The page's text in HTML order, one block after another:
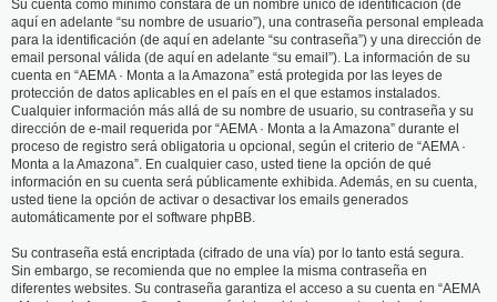
Su cuenta como mínimo constará de un nombre único de identificación (de
aquí en adelante “su nombre de usuario”), una contraseña personal empleada
para la identificación (de aquí en adelante “su contraseña”) y una dirección de
email personal válida (de aquí en adelante “su email”). La información de su
cuenta en “AEMA · Monta a la Amazona” está protegida por las leyes de
protección de datos aplicables en el país en el que estamos instalados.
Cualquier información más allá de su nombre de usuario, su contraseña y su
dirección de e-mail requerida por “AEMA · Monta a la Amazona” durante el
proceso de registro será obligatoria u opcional, según el criterio de “AEMA ·
Monta a la Amazona”. En cualquier caso, usted tiene la opción de qué
información en su cuenta será públicamente exhibida. Además, en su cuenta,
usted tiene la opción de activar o desactivar los emails generados
automáticamente por el software phpBB.
Su contraseña está encriptada (cifrado de una vía) por lo tanto está segura.
Sin embargo, se recomienda que no emplee la misma contraseña en
diferentes websites. Su contraseña garantiza el acceso a su cuenta en “AEMA